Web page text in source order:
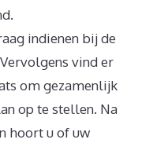
indienen bij de
vind er
om gezamenlijk
op te stellen. Na
hoort u of uw